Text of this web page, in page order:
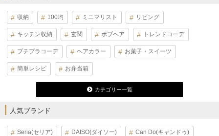
収納 100均 ミニマリスト リビング
キッチン収納 玄関 ボブヘア トレンドコーデ
プチプラコーデ ヘアカラー お菓子・スイーツ
簡単レシピ お弁当箱
カテゴリー一覧
人気ブランド
Seria(セリア) DAISO(ダイソー) Can Do(キャンドゥ)